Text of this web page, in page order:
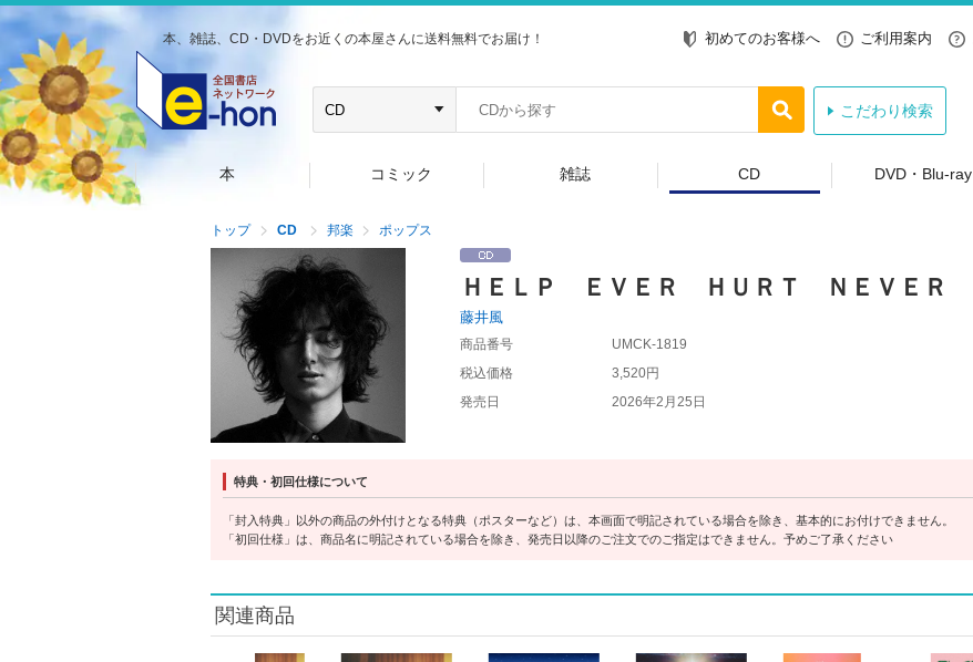
本、雑誌、CD・DVDをお近くの本屋さんに送料無料でお届け！ 初めてのお客様へ ご利用案内
こだわり検索
本 コミック 雑誌 CD DVD・Blu-ray
トップ CD 邦楽 ポップス
ＨＥＬＰ ＥＶＥＲ ＨＵＲＴ ＮＥＶＥＲ
藤井風
商品番号
UMCK-1819
税込価格
3,520円
発売日
2026年2月25日
特典・初回仕様について
「封入特典」以外の商品の外付けとなる特典（ポスターなど）は、本画面で明記されている場合を除き、基本的にお付けできません。
「初回仕様」は、商品名に明記されている場合を除き、発売日以降のご注文でのご指定はできません。予めご了承ください
関連商品